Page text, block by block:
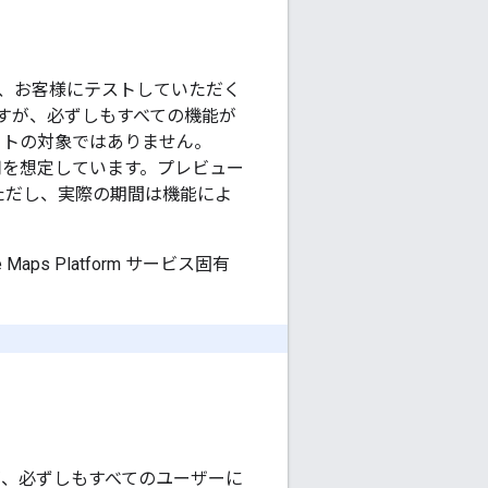
お客様にテストしていただく
が、必ずしもすべての機能が
の対象ではありません。
想定しています。プレビュー
し、実際の期間は機能によ
Maps Platform サービス固有
必ずしもすべてのユーザーに